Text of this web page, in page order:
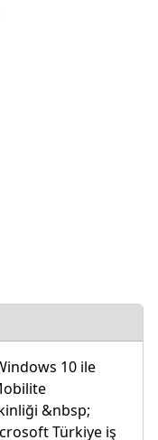
10 ile
&nbsp;
Türkiye iş